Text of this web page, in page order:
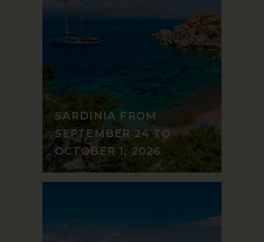
SARDINIA FROM
SEPTEMBER 24 TO
OCTOBER 1, 2026